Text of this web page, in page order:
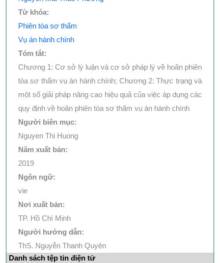
Từ khóa:
Phiên tòa sơ thẩm
Vụ án hành chính
Tóm tắt:
Chương 1: Cơ sở lý luận và cơ sở pháp lý về hoãn phiên
tòa sơ thẩm vụ án hành chính; Chương 2: Thực trạng và
một số giải pháp nâng cao hiệu quả của việc áp dụng các
quy định về hoãn phiên tòa sơ thẩm vụ án hành chính
Người biên mục:
Nguyen Thi Huong
Năm xuất bản:
2019
Ngôn ngữ:
vie
Nơi xuất bản:
TP. Hồ Chí Minh
Người hướng dẫn:
ThS. Nguyễn Thanh Quyên
Danh sách tệp tin điện tử